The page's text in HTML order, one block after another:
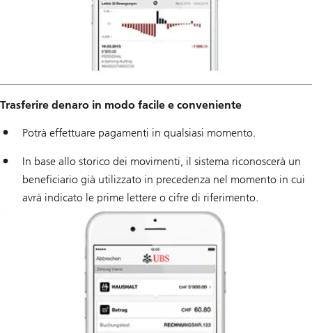
Trasferire denaro in modo facile e conveniente
Potrà effettuare pagamenti in qualsiasi momento.
In base allo storico dei movimenti, il sistema riconoscerà un
beneficiario già utilizzato in precedenza nel momento in cui
avrà indicato le prime lettere o cifre di riferimento.